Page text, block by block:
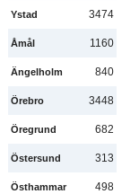
Ystad 3474
Åmål 1160
Ängelholm 840
Örebro 3448
Öregrund 682
Östersund 313
Östhammar 498